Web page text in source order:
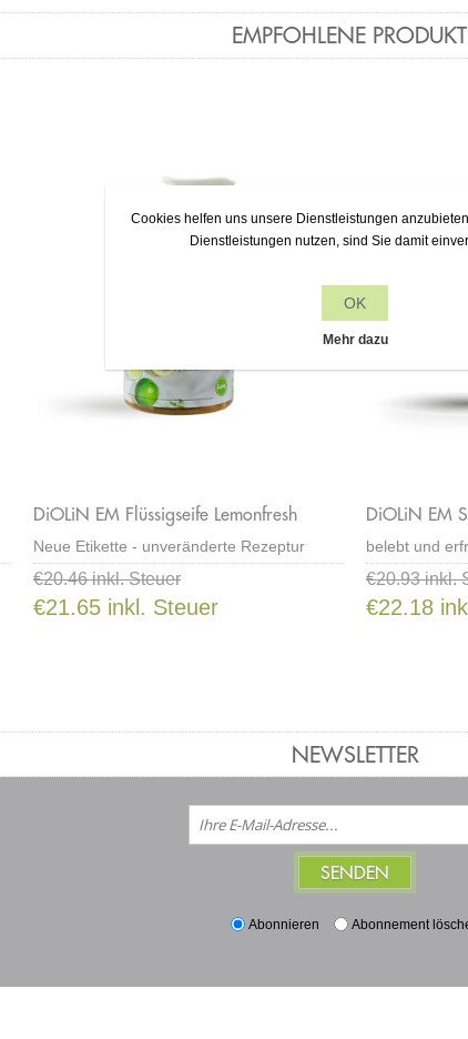
EMPFOHLENE
DiOLiN EM Flüssigseife Lemonfresh
Neue Etikette - unveränderte Rezeptur
€20.46 inkl. Steuer
€21.65 inkl. Steuer
DiOLiN EM
belebt und
Weise Stress
€20.93 inkl.
€22.18
NEWSLETTER
Abonnieren Abonnement
Cookies helfen uns unsere Dienstleistungen
Dienstleistungen nutzen, sind Sie damit
OK
Mehr dazu